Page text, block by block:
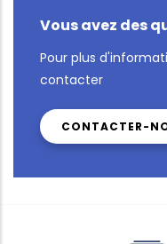
Vous avez des
Pour plus
contacter
CONTACTER-